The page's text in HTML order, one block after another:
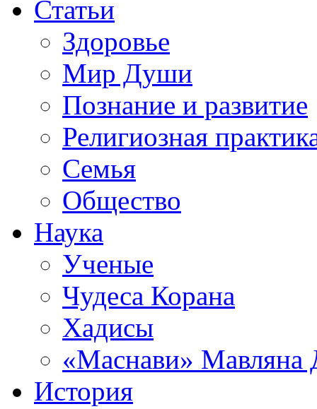
Статьи
Здоровье
Мир Души
Познание и развитие
Религиозная
Семья
Общество
Наука
Ученые
Чудеса Корана
Хадисы
«Маснави» Мавляна
История